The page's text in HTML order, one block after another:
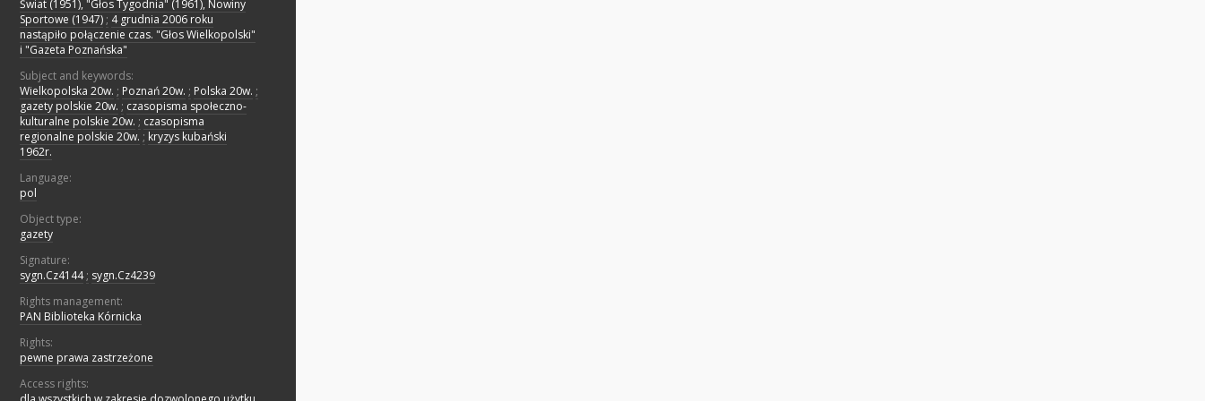
Świat (1951), "Głos Tygodnia" (1961), Nowiny
Sportowe (1947) ; 4 grudnia 2006 roku
nastąpiło połączenie czas. "Głos Wielkopolski"
i "Gazeta Poznańska"
Subject and keywords:
Wielkopolska 20w. ; Poznań 20w. ; Polska 20w. ;
gazety polskie 20w. ; czasopisma społeczno-
kulturalne polskie 20w. ; czasopisma
regionalne polskie 20w. ; kryzys kubański
1962r.
Language:
pol
Object type:
gazety
Signature:
sygn.Cz4144 ; sygn.Cz4239
Rights management:
PAN Biblioteka Kórnicka
Rights:
pewne prawa zastrzeżone
Access rights: